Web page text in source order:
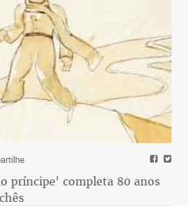
príncipe' completa 80 anos